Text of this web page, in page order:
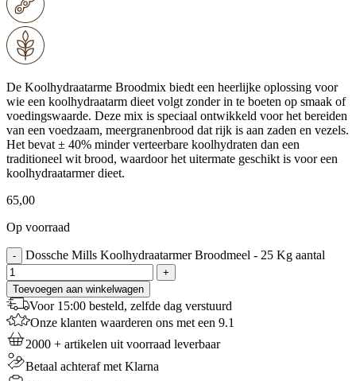
De Koolhydraatarme Broodmix biedt een heerlijke oplossing voor
wie een koolhydraatarm dieet volgt zonder in te boeten op smaak of
voedingswaarde. Deze mix is speciaal ontwikkeld voor het bereiden
van een voedzaam, meergranenbrood dat rijk is aan zaden en vezels.
Het bevat ± 40% minder verteerbare koolhydraten dan een
traditioneel wit brood, waardoor het uitermate geschikt is voor een
koolhydraatarmer dieet.
65,00
Op voorraad
- Dossche Mills Koolhydraatarmer Broodmeel - 25 Kg aantal
+
Toevoegen aan winkelwagen
Voor 15:00 besteld, zelfde dag verstuurd
Onze klanten waarderen ons met een 9.1
2000 + artikelen uit voorraad leverbaar
Betaal achteraf met Klarna